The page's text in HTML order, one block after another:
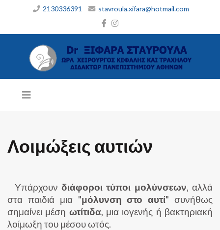
2130336391 stavroula.xifara@hotmail.com
Λοιμώξεις αυτιών
Υπάρχουν διάφοροι τύποι μολύνσεων, αλλά
στα παιδιά μια "μόλυνση στο αυτί" συνήθως
σημαίνει μέση ωτίτιδα, μια ιογενής ή βακτηριακή
λοίμωξη του μέσου ωτός.